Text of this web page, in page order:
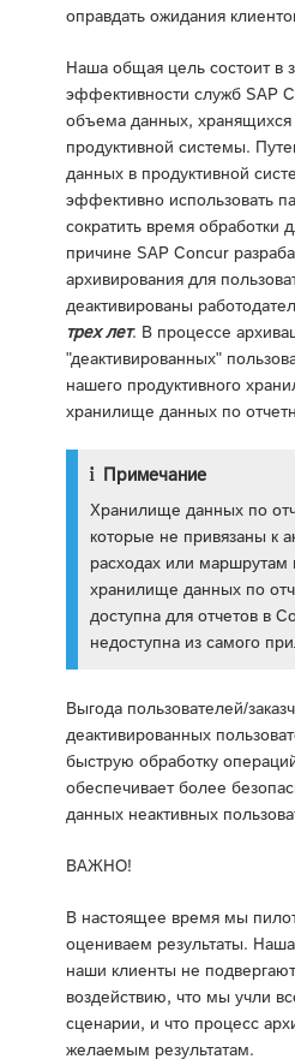
оправдать ожидания
Наша общая цель состоит в
эффективности служб SAP
объема данных,
продуктивной системы.
данных в продуктивной
эффективно использовать
сократить время обработки
причине SAP Concur
архивирования для
деактивированы
трех лет. В процессе
"деактивированных"
нашего продуктивного
хранилище данных по
Примечание
Хранилище данных по
которые не привязаны к
расходах или
хранилище данных по
доступна для отчетов в
недоступна из самого
Выгода пользователей/
деактивированных
быструю обработку
обеспечивает более
данных неактивных
ВАЖНО!
В настоящее время мы
оцениваем результаты.
наши клиенты не
воздействию, что мы учли
сценарии, и что процесс
желаемым результатам.